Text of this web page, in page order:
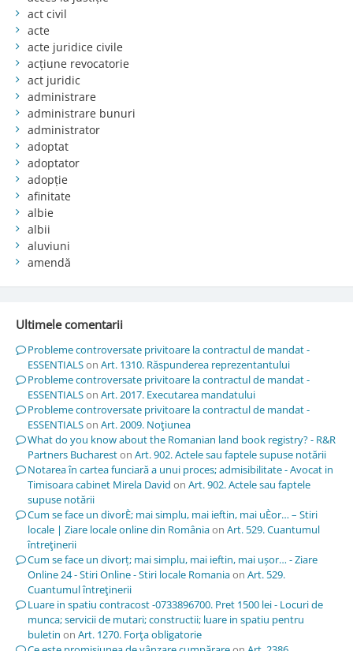
act civil
acte
acte juridice civile
acțiune revocatorie
act juridic
administrare
administrare bunuri
administrator
adoptat
adoptator
adopție
afinitate
albie
albii
aluviuni
amendă
Ultimele comentarii
Probleme controversate privitoare la contractul de mandat -
ESSENTIALSon Art. 1310. Răspunderea reprezentantului
Probleme controversate privitoare la contractul de mandat -
ESSENTIALSon Art. 2017. Executarea mandatului
Probleme controversate privitoare la contractul de mandat -
ESSENTIALSon Art. 2009. Noţiunea
What do you know about the Romanian land book registry? - R&R
Partners Buchareston Art. 902. Actele sau faptele supuse notării
Notarea în cartea funciară a unui proces; admisibilitate - Avocat in
Timisoara cabinet Mirela David on Art. 902. Actele sau faptele
supuse notării
Cum se face un divorÈ; mai simplu, mai ieftin, mai uÈor… – Stiri
locale | Ziare locale online din Româniaon Art. 529. Cuantumul
întreţinerii
Cum se face un divorț; mai simplu, mai ieftin, mai ușor… - Ziare
Online 24 - Stiri Online - Stiri locale Romaniaon Art. 529.
Cuantumul întreţinerii
Luare in spatiu contracost -0733896700. Pret 1500 lei - Locuri de
munca; servicii de mutari; constructii; luare in spatiu pentru
buletin on Art. 1270. Forţa obligatorie